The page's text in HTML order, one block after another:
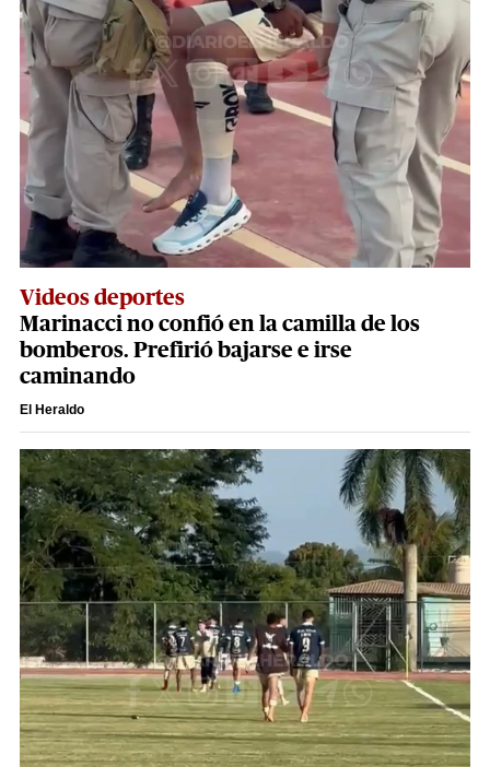
Videos deportes
Marinacci no confió en la camilla de los
bomberos. Prefirió bajarse e irse
caminando
El Heraldo